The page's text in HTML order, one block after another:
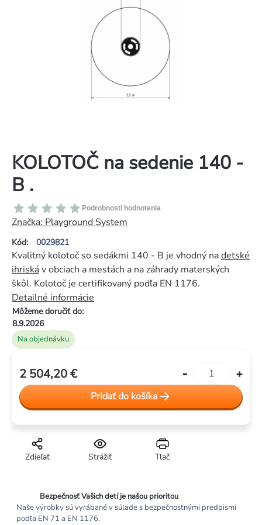
KOLOTOČ na sedenie 140 -
B .
Kód: 0029821
Priemerné
hodnotenie
produktu
je
0,0
z
5
hviezdičiek.
Podrobnosti hodnotenia
Značka: Playground System
Na objednávku
Môžeme doručiť do:
8.9.2026
Kvalitný kolotoč so sedákmi 140 - B je vhodný nadetské
ihriskáv obciach a mestách a na záhrady materských
škôl. Kolotoč je certifikovaný podľa EN 1176.
Detailné informácie
Tlač
Strážiť
Zdieľať
2 504,20 €
cena:
Pridať do košíka
Bezpečnosť Vašich detí je našou prioritou
Naše výrobky sú vyrábané v súlade s bezpečnostnými predpismi
podľa EN 71 a EN 1176.